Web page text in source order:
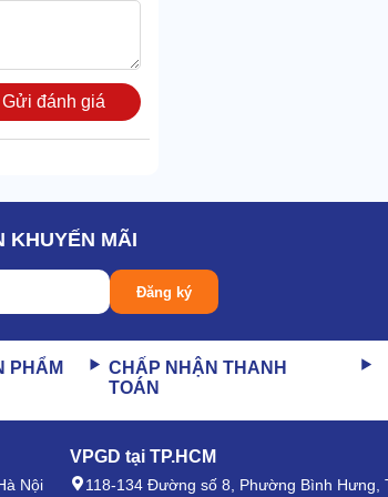
Gửi đánh giá
KHUYẾN MÃI
Đăng ký
PHẨM
CHẤP NHẬN THANH
TOÁN
Nội
VPGD tại TP.HCM
118-134 Đường số 8, Phường Bình Hưng,